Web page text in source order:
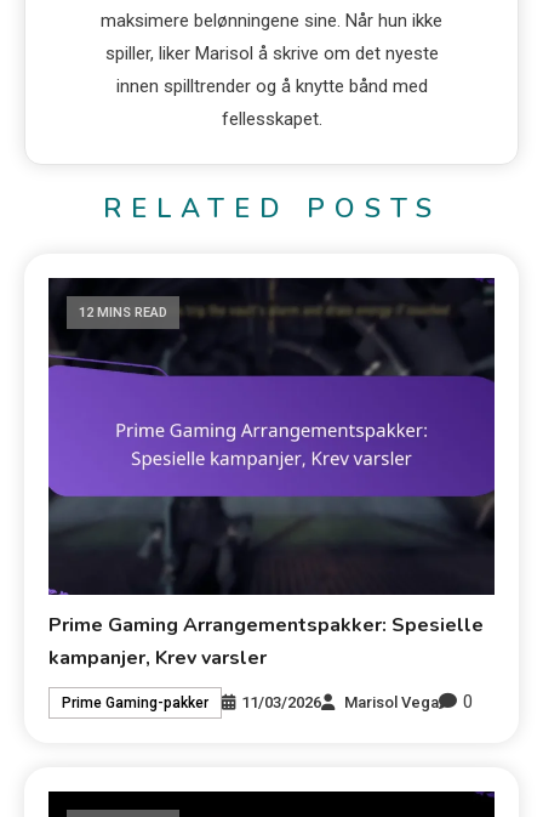
maksimere belønningene sine. Når hun ikke
spiller, liker Marisol å skrive om det nyeste
innen spilltrender og å knytte bånd med
fellesskapet.
RELATED POSTS
12 MINS READ
Prime Gaming Arrangementspakker: Spesielle
kampanjer, Krev varsler
Prime Gaming-pakker 11/03/2026 Marisol Vega 0